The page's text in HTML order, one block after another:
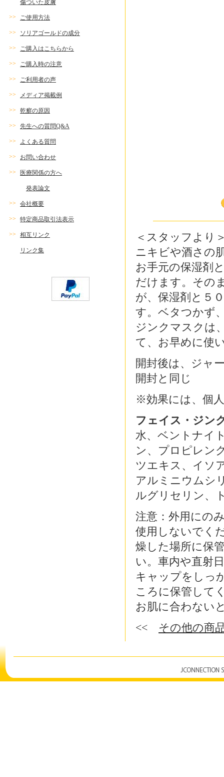
傷ついた皮膚
>> ご使用方法
>> ソリアゴールドの成分
>> ご購入はこちらから
>> ご購入時の注意
>> ご利用者の声
>> メディア掲載例
>> 乾癬の原因
>> 先生への質問Q&A
>> よくある質問
>> お問い合わせ
>> 医療関係の方へ
発表論文
>> 会社概要
>> 特定商品取引法表示
>> 相互リンク
リンク集
＜スタッフより
ニキビや酒さの
お手元の保湿剤
だけます。その
が、保湿剤と５
す。ベタつかず
ジンクマスクは
て、お早めに使
開封後は、ジャ
開封と同じ
※効果には、個
フェイス・ジン
水、ベントナイ
ン、プロピレン
ツエキス、イソ
アルミニウムシ
ルグリセリン、
注意：外用にの
使用しないでく
燥した場所に保
い。車内や直射
キャップをしっ
ころに保管して
お肌に合わない
<< その他の商